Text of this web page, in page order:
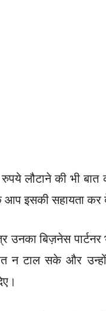
लौटाने की भी बात
आप इसकी सहायता कर
उनका बिज़नेस पार्टनर
न टाल सके और